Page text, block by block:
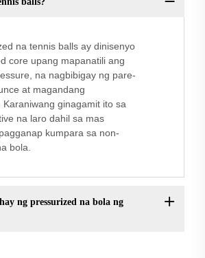
na tennis balls ay dinisenyo
core upang mapanatili ang
na nagbibigay ng pare-
at magandang
Karaniwang ginagamit ito sa
na laro dahil sa mas
kumpara sa non-
bola.
ng pressurized na bola ng